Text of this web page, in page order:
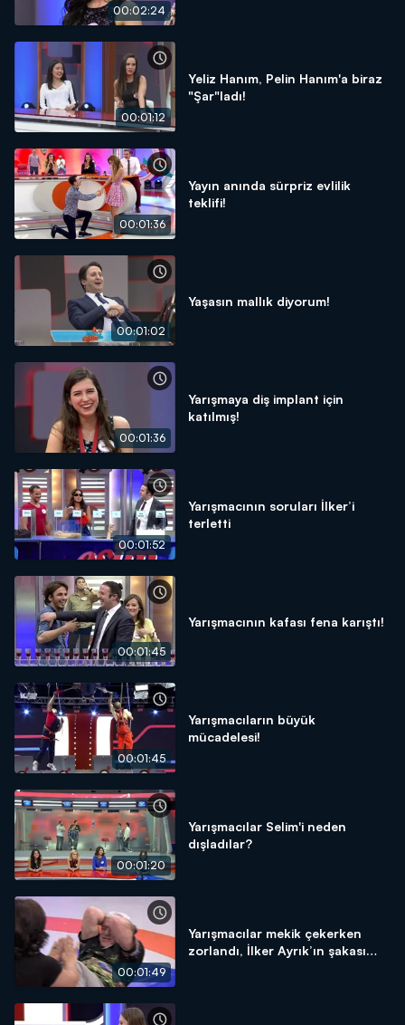
00:02:24
00:01:12
Yeliz Hanım, Pelin Hanım'a biraz
"Şar"ladı!
00:01:36
Yayın anında sürpriz evlilik
teklifi!
00:01:02
Yaşasın mallık diyorum!
00:01:36
Yarışmaya diş implant için
katılmış!
00:01:52
Yarışmacının soruları İlker’i
terletti
00:01:45
Yarışmacının kafası fena karıştı!
00:01:45
Yarışmacıların büyük
mücadelesi!
00:01:20
Yarışmacılar Selim'i neden
dışladılar?
00:01:49
Yarışmacılar mekik çekerken
zorlandı, İlker Ayrık’ın şakası